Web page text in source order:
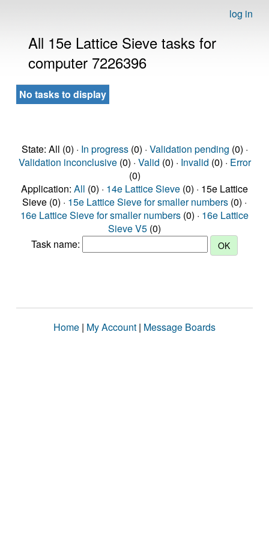
log in
All 15e Lattice Sieve tasks for
computer 7226396
No tasks to display
State: All (0) · In progress(0) · Validation pending (0) ·
Validation inconclusive(0) · Valid (0) · Invalid (0) · Error
(0)
Application: All (0) · 14e Lattice Sieve (0) · 15e Lattice
Sieve (0) · 15e Lattice Sieve for smaller numbers (0) ·
16e Lattice Sieve for smaller numbers (0) · 16e Lattice
Sieve V5 (0)
Task name:
Home | My Account | Message Boards